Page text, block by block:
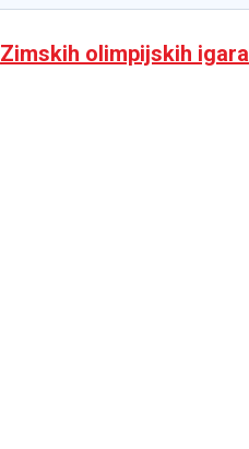
Zimskih olimpijskih igara